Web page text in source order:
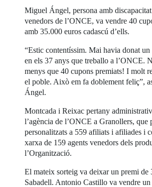
Miguel Ángel, persona amb
venedors de l’ONCE, va vendre 40
amb 35.000 euros cadascú d’ells.
“Estic contentíssim. Mai havia donat un
en els 37 anys que treballo a l’ONCE.
menys que 40 cupons premiats! I molt
el poble. Això em fa doblement feliç”,
Ángel.
Montcada i Reixac pertany
l’agència de l’ONCE a Granollers, que
personalitzats a 559 afiliats i afiliades i
xarxa de 159 agents venedors dels
l’Organització.
El mateix sorteig va deixar un premi de
Sabadell. Antonio Castillo va vendre